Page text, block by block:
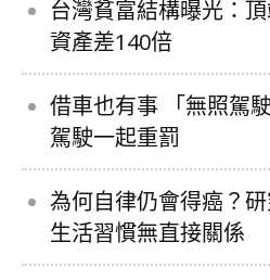
台灣貧富結構曝光：
資產差140倍
借車也有事 「無照駕
駕駛一起重罰
為何自律仍會得癌？
生活習慣無直接關係